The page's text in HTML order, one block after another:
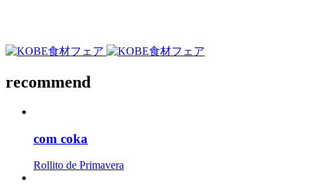
recommend
com coka
Rollito de Primavera